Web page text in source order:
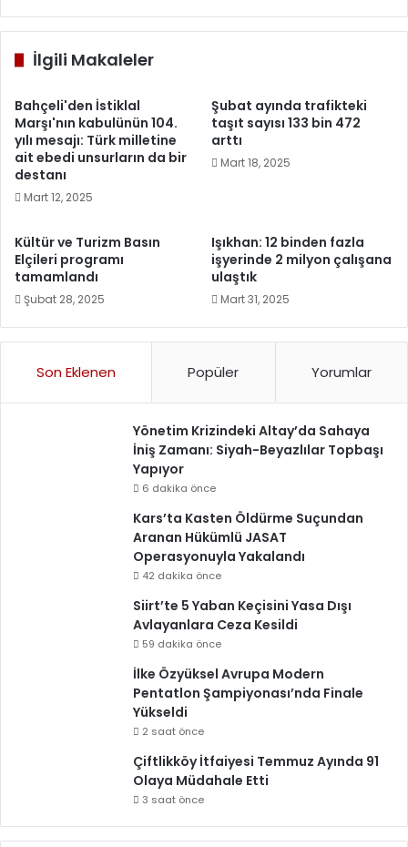
İlgili Makaleler
Bahçeli'den İstiklal
Marşı'nın kabulünün 104.
yılı mesajı: Türk milletine
ait ebedi unsurların da bir
destanı
Mart 12, 2025
Şubat ayında trafikteki
taşıt sayısı 133 bin 472
arttı
Mart 18, 2025
Kültür ve Turizm Basın
Elçileri programı
tamamlandı
Şubat 28, 2025
Işıkhan: 12 binden fazla
işyerinde 2 milyon çalışana
ulaştık
Mart 31, 2025
Son Eklenen Popüler Yorumlar
Yönetim Krizindeki Altay’da Sahaya
İniş Zamanı: Siyah-Beyazlılar Topbaşı
Yapıyor
6 dakika önce
Kars’ta Kasten Öldürme Suçundan
Aranan Hükümlü JASAT
Operasyonuyla Yakalandı
42 dakika önce
Siirt’te 5 Yaban Keçisini Yasa Dışı
Avlayanlara Ceza Kesildi
59 dakika önce
İlke Özyüksel Avrupa Modern
Pentatlon Şampiyonası’nda Finale
Yükseldi
2 saat önce
Çiftlikköy İtfaiyesi Temmuz Ayında 91
Olaya Müdahale Etti
3 saat önce